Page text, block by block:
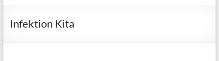
Infektion Kita